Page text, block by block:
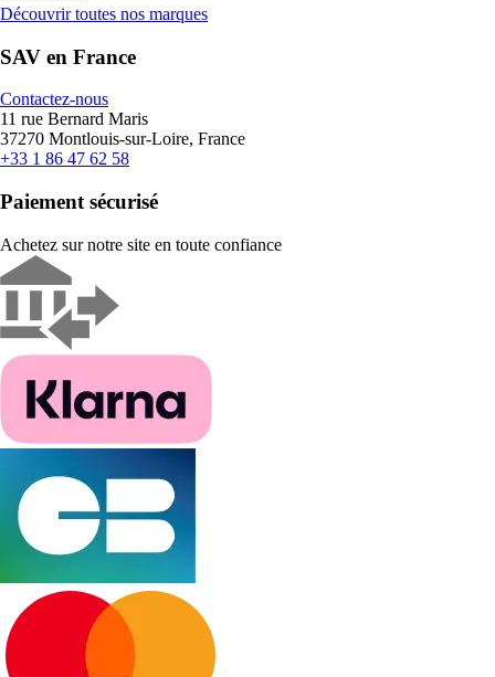
Découvrir toutes nos marques
SAV en France
Contactez-nous
11 rue Bernard Maris
37270 Montlouis-sur-Loire, France
+33 1 86 47 62 58
Paiement sécurisé
Achetez sur notre site en toute confiance